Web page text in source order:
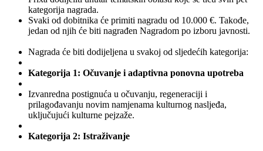
kategorija nagrada.
Svaki od dobitnika će primiti nagradu od 10.000 €. Takođe,
jedan od njih će biti nagrađen Nagradom po izboru javnosti.
Nagrada će biti dodijeljena u svakoj od sljedećih kategorija:
Kategorija 1: Očuvanje i adaptivna ponovna upotreba
Izvanredna postignuća u očuvanju, regeneraciji i
prilagođavanju novim namjenama kulturnog nasljeđa,
uključujući kulturne pejzaže.
Kategorija 2: Istraživanje